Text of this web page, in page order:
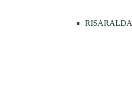
RISARALDA